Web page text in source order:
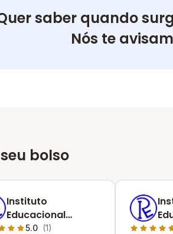
saber quando
Nós te
bolso
Instituto
Educacional
Racional
5.0 (1)